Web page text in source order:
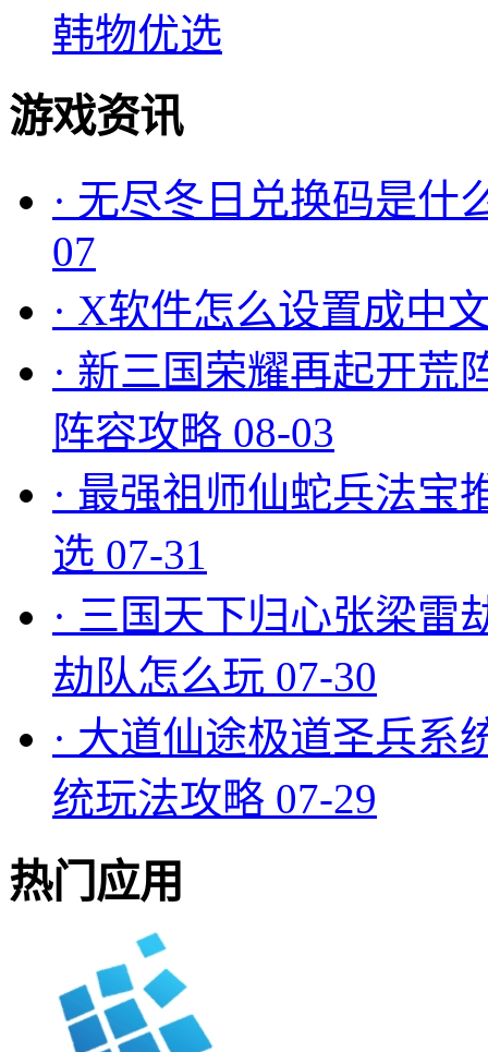
韩物优选
游戏资讯
· 无尽冬日兑换码是什
07
· X软件怎么设置成中
· 新三国荣耀再起开荒
阵容攻略 08-03
· 最强祖师仙蛇兵法宝
选 07-31
· 三国天下归心张梁雷
劫队怎么玩 07-30
· 大道仙途极道圣兵系
统玩法攻略 07-29
热门应用